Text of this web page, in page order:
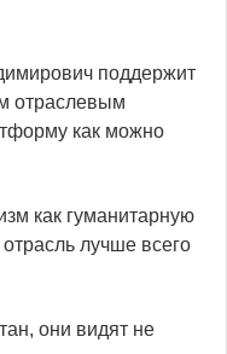
поддержит
отраслевым
как можно
как гуманитарную
лучше всего
они видят не